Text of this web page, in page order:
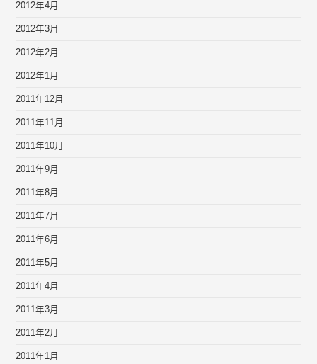
2012年4月
2012年3月
2012年2月
2012年1月
2011年12月
2011年11月
2011年10月
2011年9月
2011年8月
2011年7月
2011年6月
2011年5月
2011年4月
2011年3月
2011年2月
2011年1月